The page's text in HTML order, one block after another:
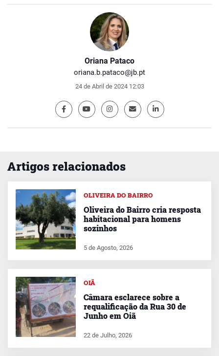
Oriana Pataco
oriana.b.pataco@jb.pt
24 de Abril de 2024 12:03
Artigos relacionados
OLIVEIRA DO BAIRRO
Oliveira do Bairro cria resposta
habitacional para homens
sozinhos
5 de Agosto, 2026
OIÃ
Câmara esclarece sobre a
requalificação da Rua 30 de
Junho em Oiã
22 de Julho, 2026